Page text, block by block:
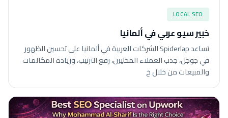
LOCAL SEO
خبير سيو عربي في ألمانيا
تساعد Spiderlap الشركات العربية في ألمانيا على تحسين الظهور
في جوجل، جذب العملاء المحليين، رفع الترتيب، وزيادة المكالمات
والمبيعات من خلال خ